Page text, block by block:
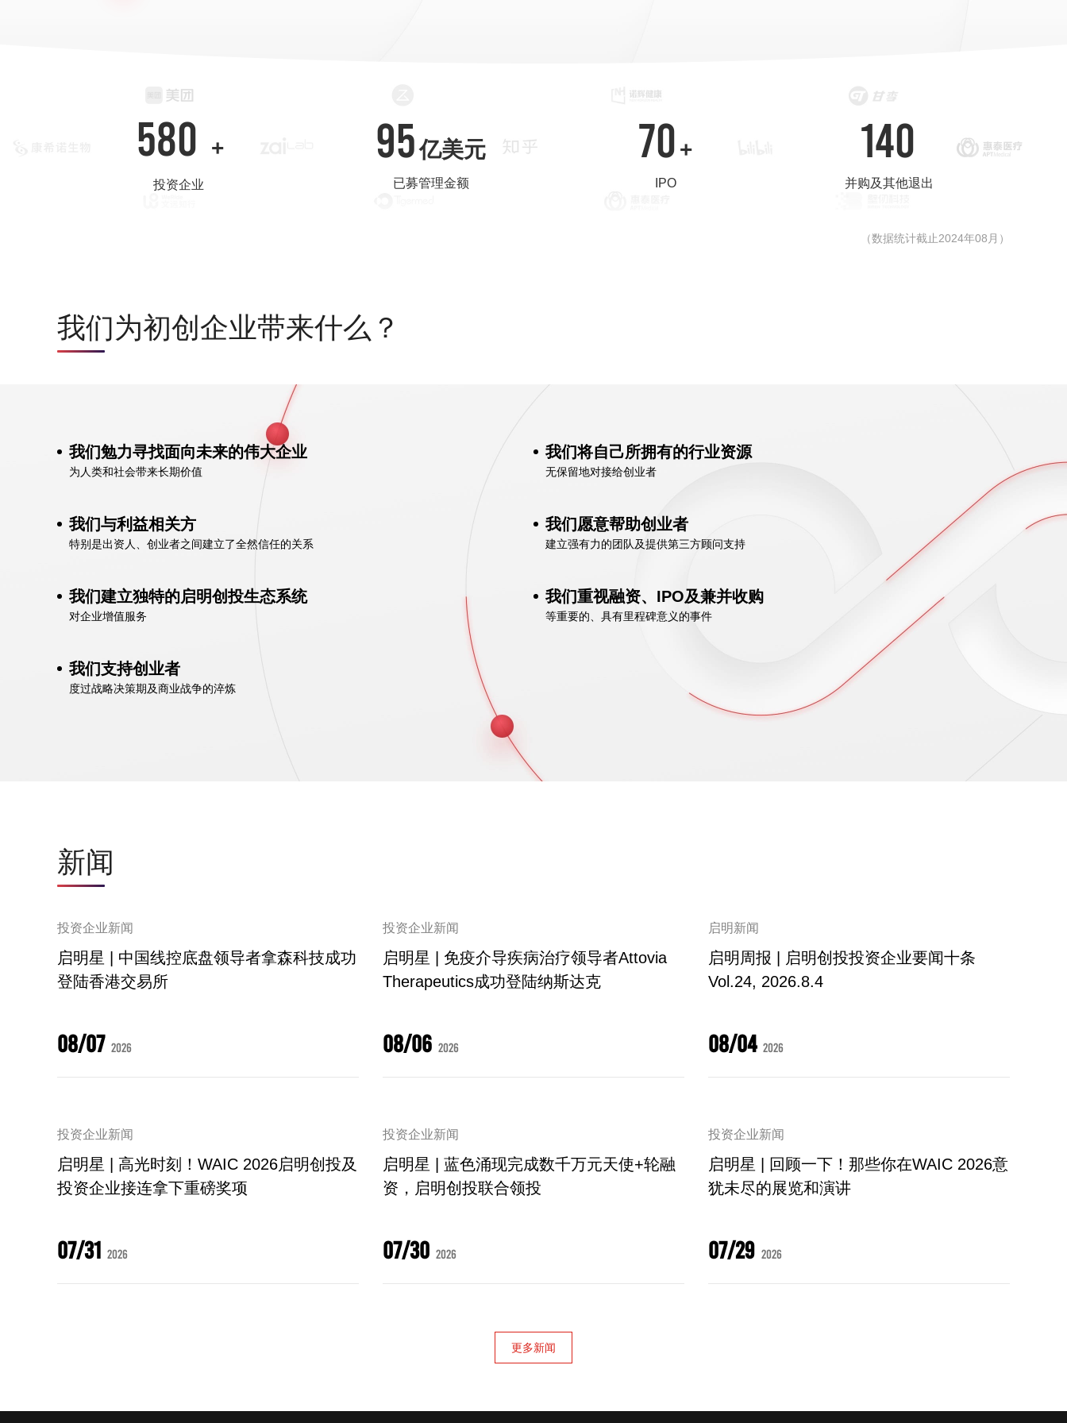
580 +
投资企业
95亿美元
已募管理金额
70 +
IPO
140
并购及其他退出
（数据统计截止2024年08月）
我们为初创企业带来什么？
我们勉力寻找面向未来的伟大企业
为人类和社会带来长期价值
我们将自己所拥有的行业资源
无保留地对接给创业者
我们与利益相关方
特别是出资人、创业者之间建立了全然信任的关系
我们愿意帮助创业者
建立强有力的团队及提供第三方顾问支持
我们建立独特的启明创投生态系统
对企业增值服务
我们重视融资、IPO及兼并收购
等重要的、具有里程碑意义的事件
我们支持创业者
度过战略决策期及商业战争的淬炼
新闻
投资企业新闻
启明星 | 中国线控底盘领导者拿森科技成功
登陆香港交易所
08/07 2026
投资企业新闻
启明星 | 免疫介导疾病治疗领导者Attovia
Therapeutics成功登陆纳斯达克
08/06 2026
启明新闻
启明周报 | 启明创投投资企业要闻十条
Vol.24, 2026.8.4
08/04 2026
投资企业新闻
启明星 | 高光时刻！WAIC 2026启明创投及
投资企业接连拿下重磅奖项
07/31 2026
投资企业新闻
启明星 | 蓝色涌现完成数千万元天使+轮融
资，启明创投联合领投
07/30 2026
投资企业新闻
启明星 | 回顾一下！那些你在WAIC 2026意
犹未尽的展览和演讲
07/29 2026
更多新闻